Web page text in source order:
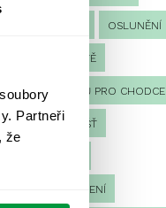
Partneři
že
OSLUNĚNÍ
PRACOVIŠTĚ
PŘECHODŮ PRO CHODCE
SPORTOVIŠŤ
OSVĚTLENÍ